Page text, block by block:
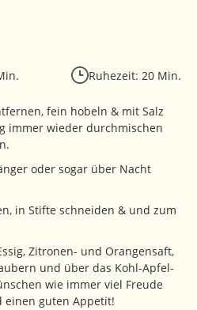
Ruhezeit: 20 Min.
fein hobeln & mit Salz
immer wieder durchmischen
oder sogar über Nacht
in Stifte schneiden & und zum
Zitronen- und Orangensaft,
und über das Kohl-Apfel-
wie immer viel Freude
einen guten Appetit!